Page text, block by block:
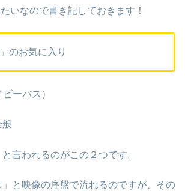
いなので書き記しておきます！
のお気に入り
ーバス）
般
言われるのがこの２つです。
」と映像の序盤で流れるのですが、その